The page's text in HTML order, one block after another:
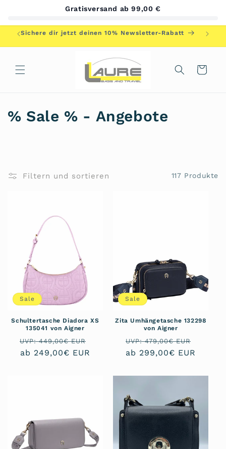
Sichere dir jetzt deinen 10% Newsletter-Rabatt
Warenkorb
K
e
% Sale % - Angebote
Filtern und sortieren 117 Produkte
Sale
Schultertasche Diadora XS
135041 von Aigner
Normaler
Preis
UVP: 449,00€ EUR
Verkaufspreis
ab 249,00€ EUR
Sale
Zita Umhängetasche 132298
von Aigner
Normaler
Preis
UVP: 479,00€ EUR
ab 299,00€ EUR
Gratisversand ab 99,00 €